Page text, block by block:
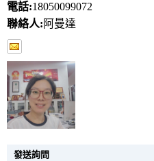
電話:18050099072
聯絡人: 阿曼達
發送詢問